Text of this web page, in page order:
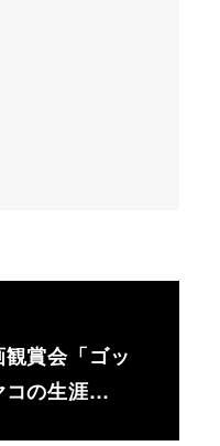
賞会「ゴッ
コの生涯…